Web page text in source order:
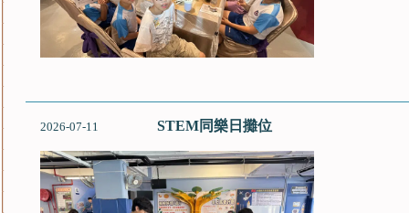
2026-07-11 STEM同樂日攤位